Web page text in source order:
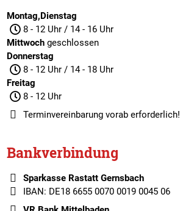
Montag,Dienstag
8 - 12 Uhr / 14 - 16 Uhr
Mittwochgeschlossen
Donnerstag
8 - 12 Uhr / 14 - 18 Uhr
Freitag
8 - 12 Uhr
Terminvereinbarungvorab erforderlich!
Bankverbindung
Sparkasse Rastatt Gernsbach
IBAN: DE18 6655 0070 0019 0045 06